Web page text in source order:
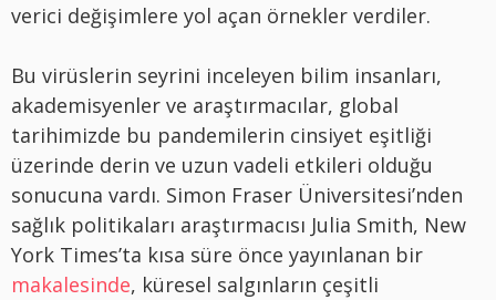
verici değişimlere yol açan örnekler verdiler.
Bu virüslerin seyrini inceleyen bilim insanları,
akademisyenler ve araştırmacılar, global
tarihimizde bu pandemilerin cinsiyet eşitliği
üzerinde derin ve uzun vadeli etkileri olduğu
sonucuna vardı. Simon Fraser Üniversitesi’nden
sağlık politikaları araştırmacısı Julia Smith, New
York Times’ta kısa süre önce yayınlanan bir
makalesinde, küresel salgınların çeşitli